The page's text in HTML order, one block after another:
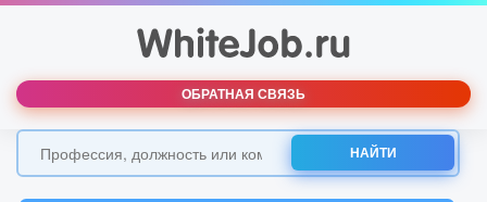
ОБРАТНАЯ СВЯЗЬ
НАЙТИ